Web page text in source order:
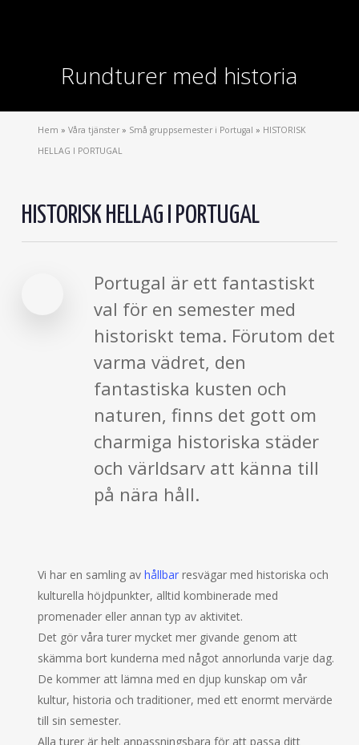
Rundturer med historia
Hem » Våra tjänster» Små gruppsemester i Portugal » HISTORISK
HELLAG I PORTUGAL
HISTORISK HELLAG I PORTUGAL
Portugal är ett fantastiskt
val för en semester med
historiskt tema. Förutom det
varma vädret, den
fantastiska kusten och
naturen, finns det gott om
charmiga historiska städer
och världsarv att känna till
på nära håll.
Vi har en samling av hållbarresvägar med historiska och
kulturella höjdpunkter, alltid kombinerade med
promenader eller annan typ av aktivitet.
Det gör våra turer mycket mer givande genom att
skämma bort kunderna med något annorlunda varje dag.
De kommer att lämna med en djup kunskap om vår
kultur, historia och traditioner, med ett enormt mervärde
till sin semester.
Alla turer är helt anpassningsbara för att passa ditt